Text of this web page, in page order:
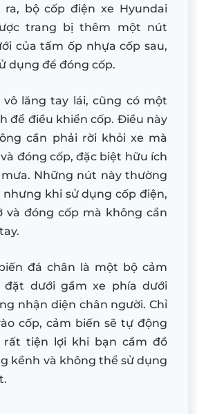
bộ cốp điện xe Hyundai
trang bị thêm một nút
của tấm ốp nhựa cốp sau,
dụng để đóng cốp.
lăng tay lái, cũng có một
để điều khiển cốp. Điều này
cần phải rời khỏi xe mà
đóng cốp, đặc biệt hữu ích
Những nút này thường
nhưng khi sử dụng cốp điện,
và đóng cốp mà không cần
đá chân là một bộ cảm
đặt dưới gầm xe phía dưới
nhận diện chân người. Chỉ
cốp, cảm biến sẽ tự động
rất tiện lợi khi bạn cầm đồ
kềnh và không thể sử dụng